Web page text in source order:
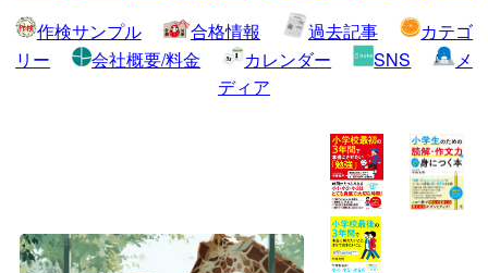
作検サンプル
合格情報 過去記事
カテゴ
リー
会社概要/料金 カレンダー SNS
メ
ディア